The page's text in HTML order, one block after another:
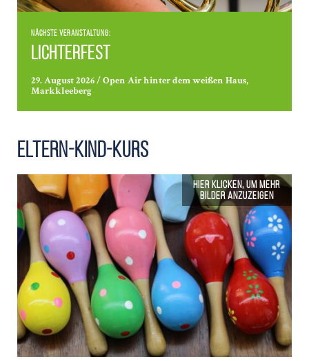
Nächste Veranstaltung:
Lichterfest
29. August 2026 / Open Air hinter dem weißen Haus,
Markkleeberg
Eltern-Kind-Kurs